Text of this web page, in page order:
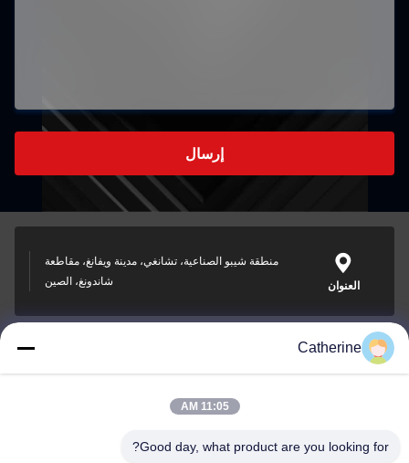
إرسال
العنوان
منطقة شيبو الصناعية، تشانغي، مدينة ويفانغ، مقاطعة
شاندونغ، الصين
padraic@huayumachine.cn
Catherine
11:05 AM
Good day, what product are you looking for?